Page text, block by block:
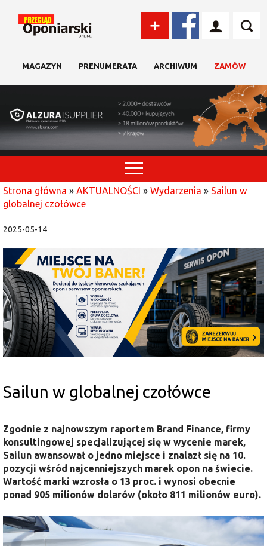
MAGAZYN PRENUMERATA ARCHIWUM ZAMÓW
Strona główna » AKTUALNOŚCI » Wydarzenia » Sailun w
globalnej czołówce
2025-05-14
Sailun w globalnej czołówce
Zgodnie z najnowszym raportem Brand Finance, firmy
konsultingowej specjalizującej się w wycenie marek,
Sailun awansował o jedno miejsce i znalazł się na 10.
pozycji wśród najcenniejszych marek opon na świecie.
Wartość marki wzrosła o 13 proc. i wynosi obecnie
ponad 905 milionów dolarów (około 811 milionów euro).